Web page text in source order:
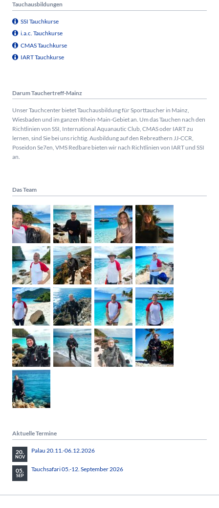
Tauchausbildungen
SSI Tauchkurse
i.a.c. Tauchkurse
CMAS Tauchkurse
IART Tauchkurse
Darum Tauchertreff-Mainz
Unser Tauchcenter bietet Tauchausbildung für Sporttaucher in Mainz,
Wiesbaden und im ganzen Rhein-Main-Gebiet an. Um das Tauchen nach den
Richtlinien von SSI, International Aquanautic Club, CMAS oder IART zu
lernen, sind Sie bei uns richtig. Ausbildung auf den Rebreathern JJ-CCR,
Poseidon Se7en, VMS Redbare bieten wir nach Richtlinien von IART und SSI
an.
Das Team
Aktuelle Termine
20.
NOV
Palau 20.11.-06.12.2026
05.
SEP
Tauchsafari 05.-12. September 2026